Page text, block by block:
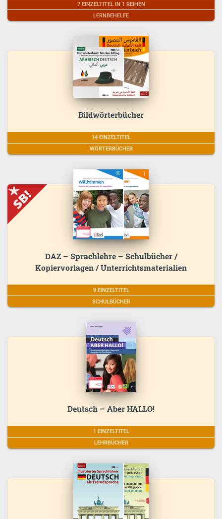
7 EINZELTITEL IN 1 REIHEN
LERNBEHELFE
Bildwörterbücher
14 EINZELTITEL
WÖRTERBÜCHER
DAZ – Sprachlehre – Schulbücher /
Kopiervorlagen / Unterrichtsmaterialien
9 EINZELTITEL
SCHULBÜCHER
Deutsch – Aber HALLO!
1 EINZELTITEL
LEHRBÜCHER